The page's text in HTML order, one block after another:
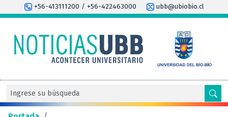
+56-413111200 / +56-422463000 ubb@ubiobio.cl